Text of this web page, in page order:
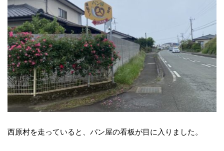
西原村を走っていると、パン屋の看板が目に入りました。